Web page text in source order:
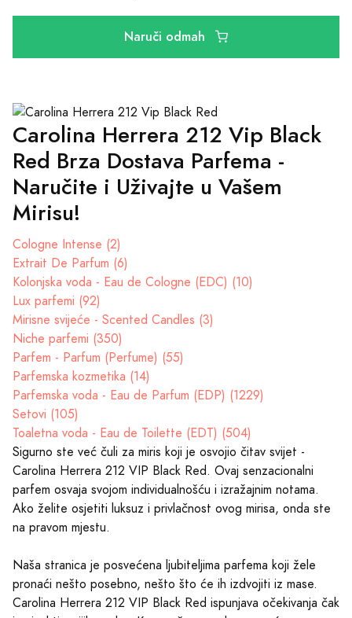
Naruči odmah
Carolina Herrera 212 Vip Black
Red Brza Dostava Parfema -
Naručite i Uživajte u Vašem
Mirisu!
Cologne Intense (2)
Extrait De Parfum (6)
Kolonjska voda - Eau de Cologne (EDC) (10)
Lux parfemi (92)
Mirisne svijeće - Scented Candles (3)
Niche parfemi (350)
Parfem - Parfum (Perfume) (55)
Parfemska kozmetika (14)
Parfemska voda - Eau de Parfum (EDP) (1229)
Setovi (105)
Toaletna voda - Eau de Toilette (EDT) (504)
Sigurno ste već čuli za miris koji je osvojio čitav svijet -
Carolina Herrera 212 VIP Black Red. Ovaj senzacionalni
parfem osvaja svojom individualnošću i izražajnim notama.
Ako želite osjetiti luksuz i privlačnost ovog mirisa, onda ste
na pravom mjestu.
Naša stranica je posvećena ljubiteljima parfema koji žele
pronaći nešto posebno, nešto što će ih izdvojiti iz mase.
Carolina Herrera 212 VIP Black Red ispunjava očekivanja čak